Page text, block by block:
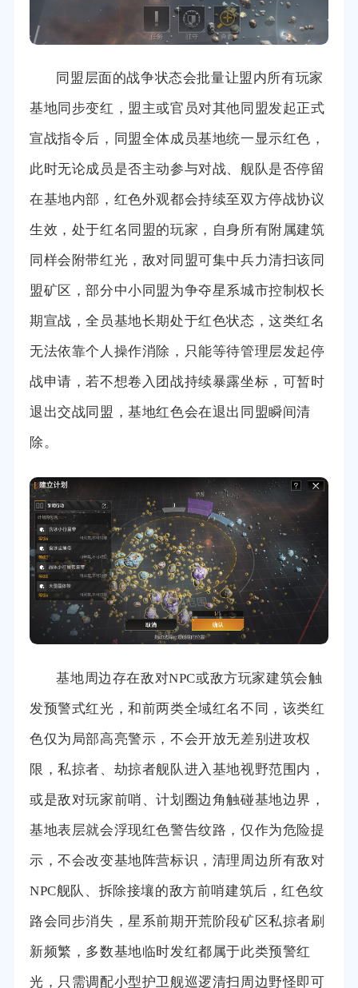
同盟层面的战争状态会批量让盟内所有玩家
基地同步变红，盟主或官员对其他同盟发起正式
宣战指令后，同盟全体成员基地统一显示红色，
此时无论成员是否主动参与对战、舰队是否停留
在基地内部，红色外观都会持续至双方停战协议
生效，处于红名同盟的玩家，自身所有附属建筑
同样会附带红光，敌对同盟可集中兵力清扫该同
盟矿区，部分中小同盟为争夺星系城市控制权长
期宣战，全员基地长期处于红色状态，这类红名
无法依靠个人操作消除，只能等待管理层发起停
战申请，若不想卷入团战持续暴露坐标，可暂时
退出交战同盟，基地红色会在退出同盟瞬间清
除。
基地周边存在敌对NPC或敌方玩家建筑会触
发预警式红光，和前两类全域红名不同，该类红
色仅为局部高亮警示，不会开放无差别进攻权
限，私掠者、劫掠者舰队进入基地视野范围内，
或是敌对玩家前哨、计划圈边角触碰基地边界，
基地表层就会浮现红色警告纹路，仅作为危险提
示，不会改变基地阵营标识，清理周边所有敌对
NPC舰队、拆除接壤的敌方前哨建筑后，红色纹
路会同步消失，星系前期开荒阶段矿区私掠者刷
新频繁，多数基地临时发红都属于此类预警红
光，只需调配小型护卫舰巡逻清扫周边野怪即可